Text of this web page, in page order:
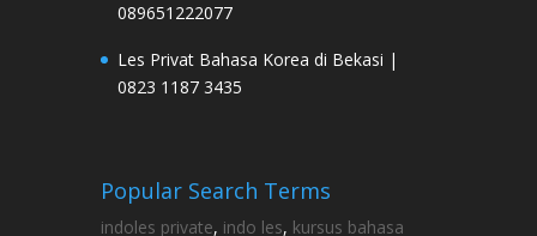
089651222077
Les Privat Bahasa Korea di Bekasi |
0823 1187 3435
Popular Search Terms
indoles private, indo les, kursus bahasa